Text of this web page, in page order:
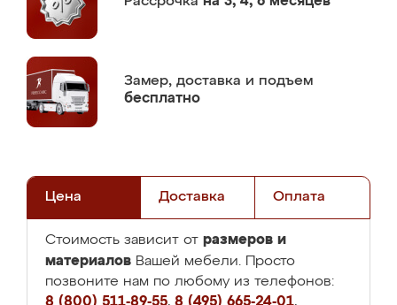
Замер, доставка и подъем
бесплатно
Цена Доставка Оплата
Стоимость зависит от размеров и
материалов Вашей мебели. Просто
позвоните нам по любому из телефонов: